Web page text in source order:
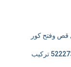
فني تركيب شتر يدوي وكهربائي الكويت 52227343 تركيب